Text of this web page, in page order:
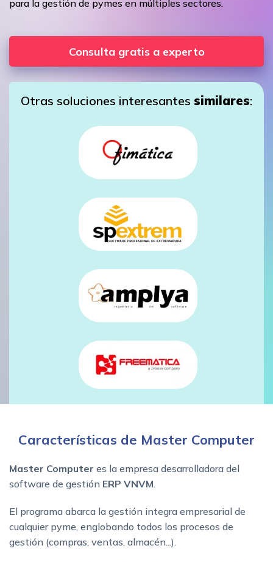
para la gestión de pymes en múltiples sectores.
Consulta gratis a experto
Otras soluciones interesantes similares:
Características de Master Computer
Master Computer es la empresa desarrolladora del
software de gestión ERP VNVM
El programa abarca la gestión integra empresarial de
cualquier pyme, englobando todos los procesos de
gestión (compras, ventas, almacén...).